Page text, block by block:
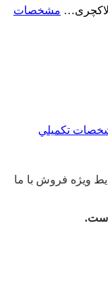
مشخصات
تكميلي
ویژه فروش با ما